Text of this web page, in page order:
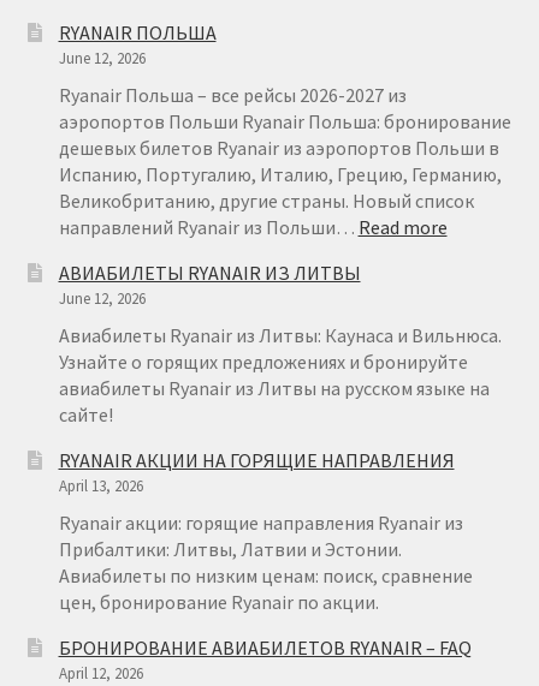
ОТ
€
29
RYANAIR ПОЛЬША
June 12, 2026
Ryanair Польша – все рейсы 2026-2027 из
аэропортов Польши Ryanair Польша: бронирование
дешевых билетов Ryanair из аэропортов Польши в
Испанию, Португалию, Италию, Грецию, Германию,
Великобританию, другие страны. Новый список
направлений Ryanair из Польши… Read more:
АВИАБИЛЕТЫ RYANAIR ИЗ ЛИТВЫ
June 12, 2026
Авиабилеты Ryanair из Литвы: Каунаса и Вильнюса.
Узнайте о горящих предложениях и бронируйте
авиабилеты Ryanair из Литвы на русском языке на
сайте!
RYANAIR АКЦИИ НА ГОРЯЩИЕ НАПРАВЛЕНИЯ
April 13, 2026
Ryanair акции: горящие направления Ryanair из
Прибалтики: Литвы, Латвии и Эстонии.
Авиабилеты по низким ценам: поиск, сравнение
цен, бронирование Ryanair по акции.
БРОНИРОВАНИЕ АВИАБИЛЕТОВ RYANAIR – FAQ
April 12, 2026